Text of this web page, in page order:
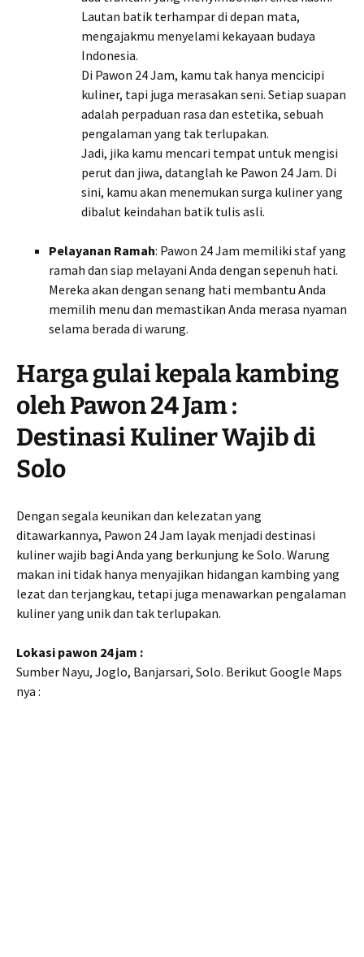
Lautan batik terhampar di depan mata,
mengajakmu menyelami kekayaan budaya
Indonesia.
Di Pawon 24 Jam, kamu tak hanya mencicipi
kuliner, tapi juga merasakan seni. Setiap suapan
adalah perpaduan rasa dan estetika, sebuah
pengalaman yang tak terlupakan.
Jadi, jika kamu mencari tempat untuk mengisi
perut dan jiwa, datanglah ke Pawon 24 Jam. Di
sini, kamu akan menemukan surga kuliner yang
dibalut keindahan batik tulis asli.
Pelayanan Ramah: Pawon 24 Jam memiliki staf yang
ramah dan siap melayani Anda dengan sepenuh hati.
Mereka akan dengan senang hati membantu Anda
memilih menu dan memastikan Anda merasa nyaman
selama berada di warung.
Harga gulai kepala kambing
oleh Pawon 24 Jam :
Destinasi Kuliner Wajib di
Solo
Dengan segala keunikan dan kelezatan yang
ditawarkannya, Pawon 24 Jam layak menjadi destinasi
kuliner wajib bagi Anda yang berkunjung ke Solo. Warung
makan ini tidak hanya menyajikan hidangan kambing yang
lezat dan terjangkau, tetapi juga menawarkan pengalaman
kuliner yang unik dan tak terlupakan.
Lokasi pawon 24 jam :
Sumber Nayu, Joglo, Banjarsari, Solo. Berikut Google Maps
nya :